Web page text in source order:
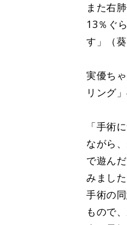
また右
13％ぐ
す」（葵
実優ち
リング
「手術
ながら
で遊ん
みました
手術の
もので